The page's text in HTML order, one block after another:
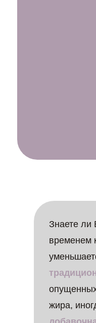
Знаете ли
временем
жира,